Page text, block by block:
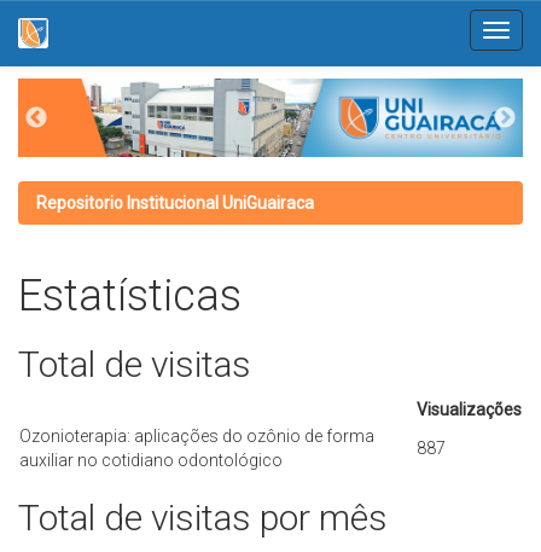
navigation
Repositorio Institucional UniGuairaca
Estatísticas
Total de visitas
Visualizações
Ozonioterapia: aplicações do ozônio de forma
auxiliar no cotidiano odontológico
887
Total de visitas por mês